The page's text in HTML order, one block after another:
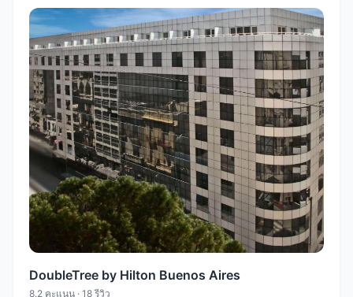
DoubleTree by Hilton Buenos Aires
8.2 คะแนน · 18 รีวิว